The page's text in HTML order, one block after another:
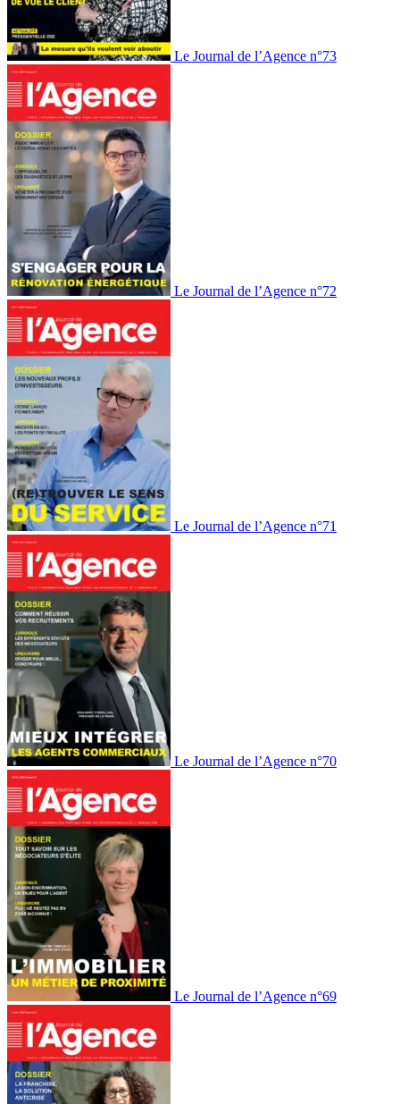
Le Journal de l’Agence n°73
Le Journal de l’Agence n°72
Le Journal de l’Agence n°71
Le Journal de l’Agence n°70
Le Journal de l’Agence n°69